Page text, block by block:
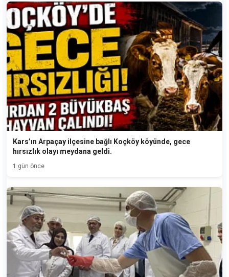
Kars’ın Arpaçay ilçesine bağlı Koçköy köyünde, gece
hırsızlık olayı meydana geldi.
1 gün önce